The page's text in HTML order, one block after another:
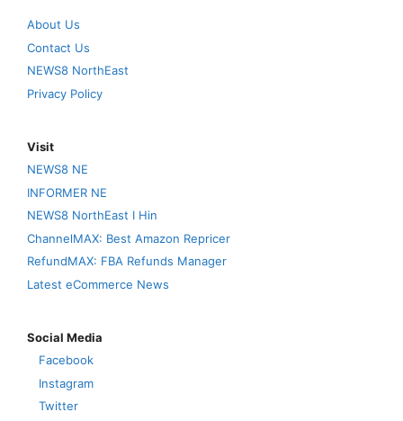
About Us
Contact Us
NEWS8 NorthEast
Privacy Policy
Visit
NEWS8 NE
INFORMER NE
NEWS8 NorthEast I Hin
ChannelMAX: Best Amazon Repricer
RefundMAX: FBA Refunds Manager
Latest eCommerce News
Social Media
Facebook
Instagram
Twitter